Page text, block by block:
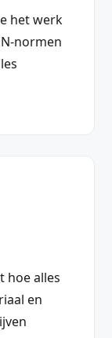
het werk
normen
hoe alles
en